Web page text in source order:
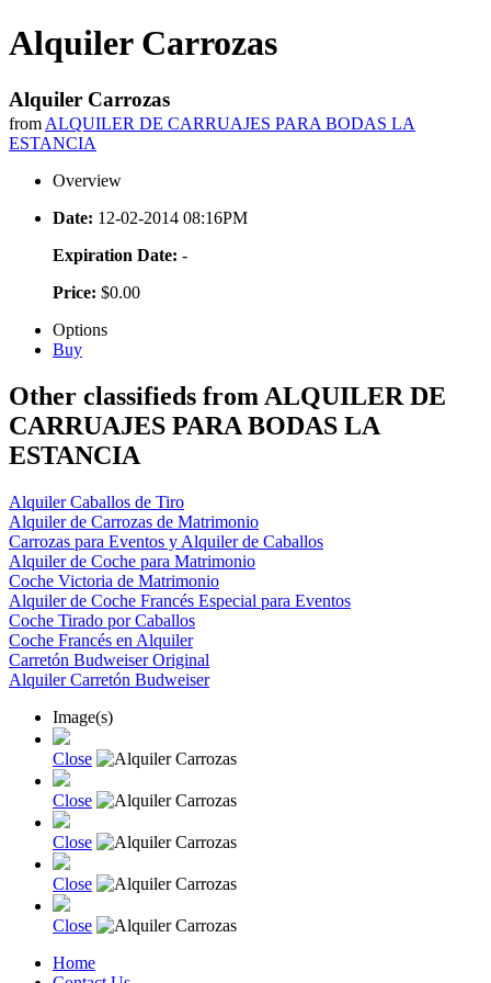
Alquiler Carrozas
Alquiler Carrozas
from ALQUILER DE CARRUAJES PARA BODAS LA
ESTANCIA
Overview
Date: 12-02-2014 08:16PM
Expiration Date: -
Price: $0.00
Options
Buy
Other classifieds from ALQUILER DE
CARRUAJES PARA BODAS LA
ESTANCIA
Alquiler Caballos de Tiro
Alquiler de Carrozas de Matrimonio
Carrozas para Eventos y Alquiler de Caballos
Alquiler de Coche para Matrimonio
Coche Victoria de Matrimonio
Alquiler de Coche Francés Especial para Eventos
Coche Tirado por Caballos
Coche Francés en Alquiler
Carretón Budweiser Original
Alquiler Carretón Budweiser
Image(s)
Close
Close
Close
Close
Close
Home